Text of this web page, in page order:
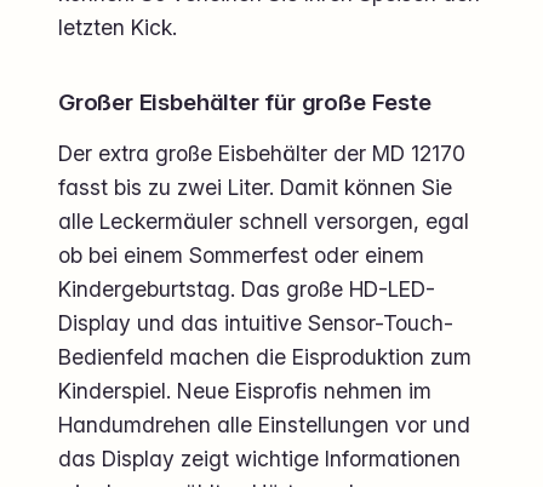
letzten Kick.
Großer Eisbehälter für große Feste
Der extra große Eisbehälter der MD 12170
fasst bis zu zwei Liter. Damit können Sie
alle Leckermäuler schnell versorgen, egal
ob bei einem Sommerfest oder einem
Kindergeburtstag. Das große HD-LED-
Display und das intuitive Sensor-Touch-
Bedienfeld machen die Eisproduktion zum
Kinderspiel. Neue Eisprofis nehmen im
Handumdrehen alle Einstellungen vor und
das Display zeigt wichtige Informationen